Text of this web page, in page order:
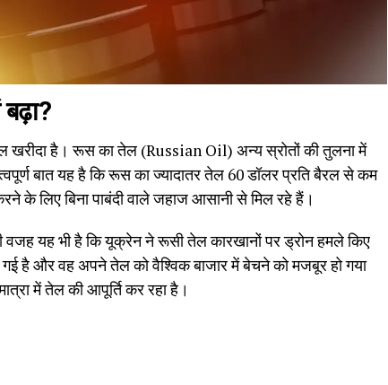
खरीदा है। रूस का तेल (Russian Oil) अन्य स्रोतों की तुलना में
बात यह है कि रूस का ज्यादातर तेल 60 डॉलर प्रति बैरल से कम
लिए बिना पाबंदी वाले जहाज आसानी से मिल रहे हैं।
यह भी है कि यूक्रेन ने रूसी तेल कारखानों पर ड्रोन हमले किए
है और वह अपने तेल को वैश्विक बाजार में बेचने को मजबूर हो गया
में तेल की आपूर्ति कर रहा है।